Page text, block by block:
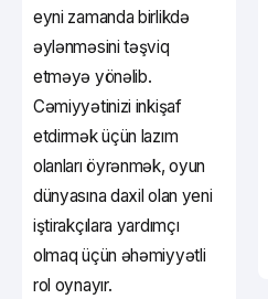
eyni zamanda birlikdə
əylənməsini təşviq
etməyə yönəlib.
Cəmiyyətinizi inkişaf
etdirmək üçün lazım
olanları öyrənmək, oyun
dünyasına daxil olan yeni
iştirakçılara yardımçı
olmaq üçün əhəmiyyətli
rol oynayır.